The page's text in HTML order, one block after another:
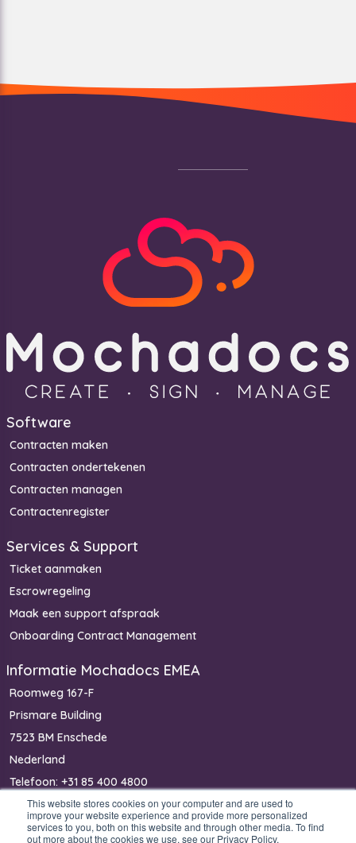
This website stores cookies on your computer and are used to
improve your website experience and provide more personalized
services to you, both on this website and through other media. To find
out more about the cookies we use, see our Privacy Policy.
Software
Contracten maken
Contracten ondertekenen
Contracten managen
Contractenregister
Services & Support
Ticket aanmaken
Escrowregeling
Maak een support afspraak
Onboarding Contract Management
Informatie Mochadocs EMEA
Roomweg 167-F
Prismare Building
7523 BM Enschede
Nederland
Telefoon: +31 85 400 4800
IBAN: NL40 RABO 0368 2411 14
KvK: 81453825